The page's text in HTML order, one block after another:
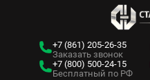
+7 (861) 205-26-35
Заказать звонок
+7 (800) 500-24-15
Бесплатный по РФ